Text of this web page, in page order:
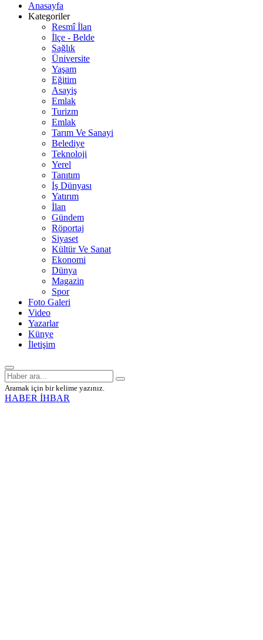
Anasayfa
Kategoriler
Resmî İlan
İlçe - Belde
Sağlık
Üniversite
Yaşam
Eğitim
Asayiş
Emlak
Turizm
Emlak
Tarım Ve Sanayi
Belediye
Teknoloji
Yerel
Tanıtım
İş Dünyası
Yatırım
İlan
Gündem
Röportaj
Siyaset
Kültür Ve Sanat
Ekonomi
Dünya
Magazin
Spor
Foto Galeri
Video
Yazarlar
Künye
İletişim
Aramak için bir kelime yazınız.
HABER İHBAR